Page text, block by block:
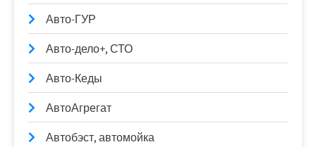
Авто-ГУР
Авто-дело+, СТО
Авто-Кеды
АвтоАгрегат
Автобэст, автомойка